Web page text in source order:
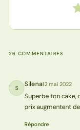
26 COMMENTAIRES
S Silena12 mai 2022
Superbe ton cake,
prix augmentent
Répondre